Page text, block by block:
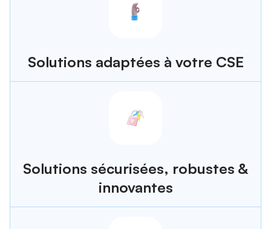
Solutions adaptées à votre CSE
Solutions sécurisées, robustes &
innovantes